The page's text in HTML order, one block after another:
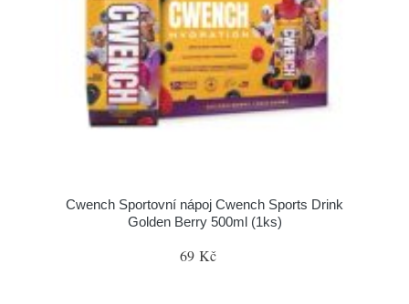
Cwench Sportovní nápoj Cwench Sports Drink
Golden Berry 500ml (1ks)
69 Kč